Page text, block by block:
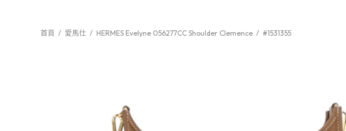
首頁 / 愛馬仕 / HERMES Evelyne 056277CC Shoulder Clemence / #1531355